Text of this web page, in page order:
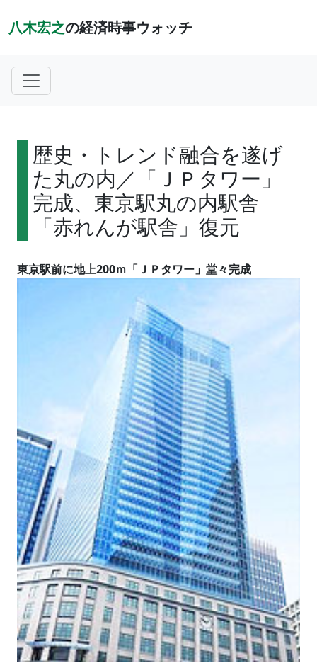
八木宏之の経済時事ウォッチ
歴史・トレンド融合を遂げ
た丸の内／「ＪＰタワー」
完成、東京駅丸の内駅舎
「赤れんが駅舎」復元
東京駅前に地上200ｍ「ＪＰタワー」堂々完成